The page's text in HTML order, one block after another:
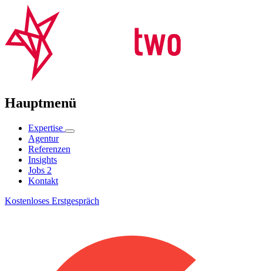
Hauptmenü
Expertise
Agentur
Referenzen
Insights
Jobs 2
Kontakt
Kostenloses Erstgespräch